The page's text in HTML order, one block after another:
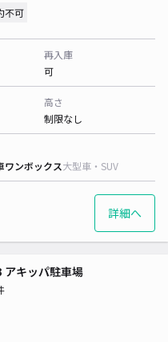
不可
再入庫
可
高さ
制限なし
ワンボックス大型車・SUV
詳細へ
キッパ駐車場